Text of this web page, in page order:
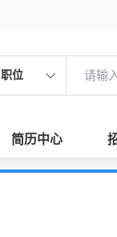
职位
简历中心